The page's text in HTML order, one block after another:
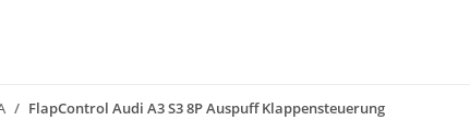
FlapControl Audi A3 S3 8P Auspuff Klappensteuerung